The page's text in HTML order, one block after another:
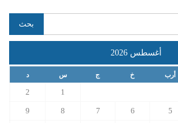
أغسطس 2026
أرب خ ج س د
1
2
5
6
7
8
9